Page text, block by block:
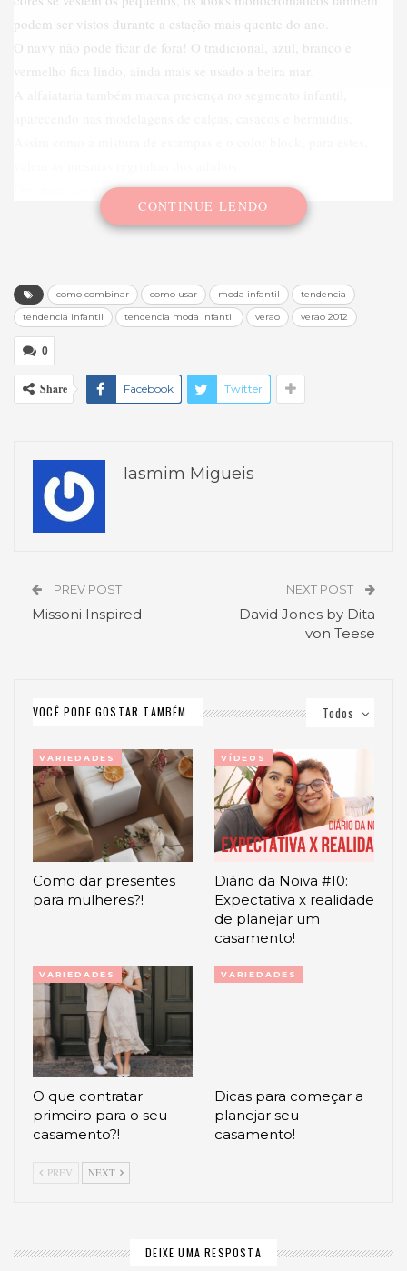
podem ser vistos durante a estação mais quente do ano.
O navy não pode ficar de fora! O tradicional, azul, branco e
Deu para dar uma ajudada nas mamães de plantão?!
CONTINUE LENDO
como combinar como usar moda infantil
tendencia
tendencia infantil
tendencia moda infantil verao verao 2012
0
Share Facebook Twitter
Iasmim Migueis
PREV POST
Missoni Inspired
NEXT POST
David Jones by Dita
von Teese
Todos
VOCÊ PODE GOSTAR TAMBÉM
VARIEDADES
Como dar presentes
para mulheres?!
VÍDEOS
Diário da Noiva #10:
Expectativa x realidade
de planejar um
casamento!
VARIEDADES
O que contratar
primeiro para o seu
casamento?!
VARIEDADES
Dicas para começar a
planejar seu
casamento!
PREV NEXT
DEIXE UMA RESPOSTA